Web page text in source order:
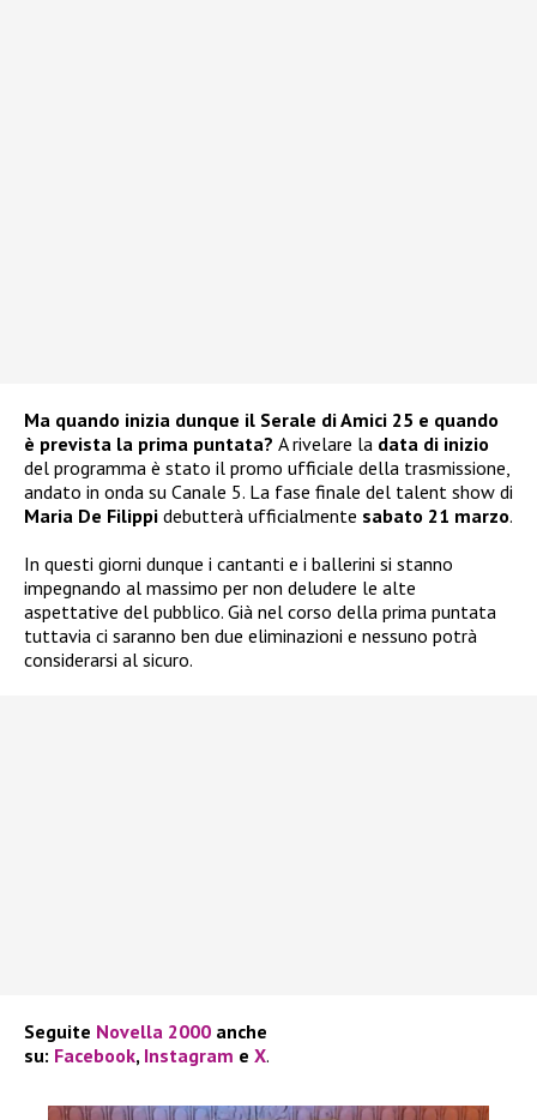
Ma quando inizia dunque il Serale di Amici 25 e quando
è prevista la prima puntata? A rivelare la data di inizio
del programma è stato il promo ufficiale della trasmissione,
andato in onda su Canale 5. La fase finale del talent show di
Maria De Filippi debutterà ufficialmente sabato 21 marzo.
In questi giorni dunque i cantanti e i ballerini si stanno
impegnando al massimo per non deludere le alte
aspettative del pubblico. Già nel corso della prima puntata
tuttavia ci saranno ben due eliminazioni e nessuno potrà
considerarsi al sicuro.
Seguite Novella 2000 anche
su: Facebook, Instagram e X.